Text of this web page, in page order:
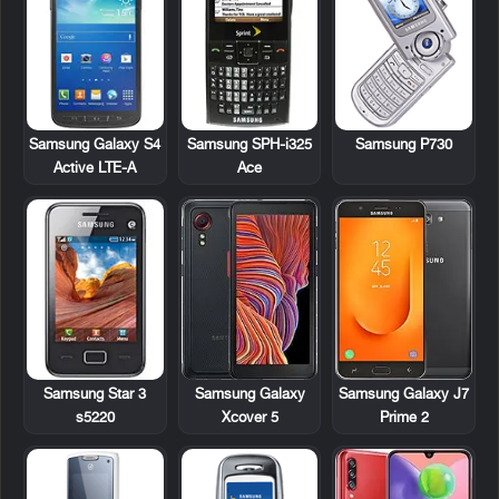
Samsung P730
Samsung SPH-i325
Ace
Samsung Galaxy S4
Active LTE-A
Samsung Galaxy J7
Prime 2
Samsung Galaxy
Xcover 5
Samsung Star 3
s5220